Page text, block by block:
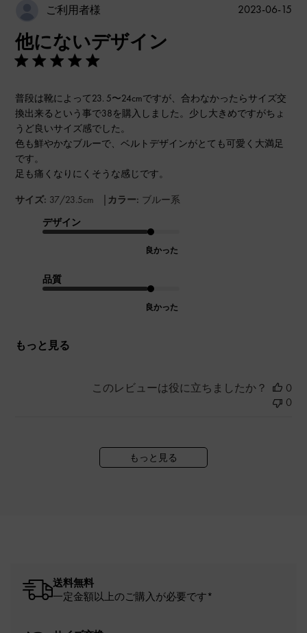
ご利用者様
他にないデザイン
普段は靴によって23. 5〜24cmですが、合わなかったらサイズ交
換出来るという事で38を購入しました。少し大きめですがちょ
うど良いサイズ感でした。
色も鮮やかなブルーで、ベルトデザインがとても可愛く大満足
です。
足も痛くなりにくそうな感じです。
サイズ: 37/23.5cm | カラー: ブルー系
デザイン
良かった
品質
良かった
もっと見る
公
2023-06-15
このレビューは役に立ちましたか？
0
0
もっと見る
送料無料
一定金額以上のご購入が必要です*